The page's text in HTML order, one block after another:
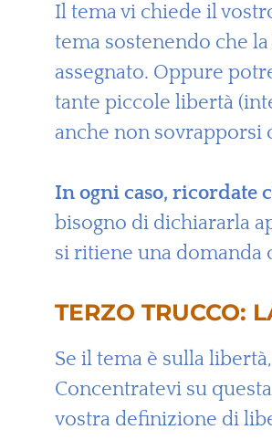
Il tema vi chiede il
tema sostenendo che
assegnato. Oppure
tante piccole libertà
anche non
In ogni caso, ricordate
bisogno di dichiararla
si ritiene una domanda
TERZO TRUCCO:
Se il tema è sulla
Concentratevi su
vostra definizione di